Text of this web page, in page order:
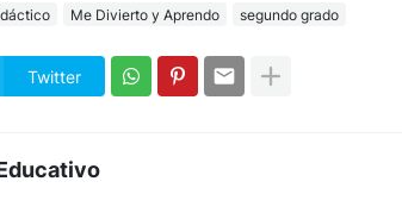
Me Divierto y Aprendo segundo grado
Twitter